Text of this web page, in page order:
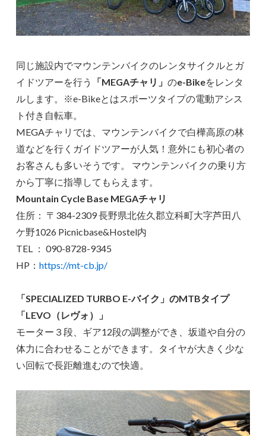
同じ施設内でマウンテンバイクのレンタサイクルとガ
イドツアーを行う
「MEGAチャリ」のe-Bikeをレンタ
ルします。※e-Bikeとはスポーツタイプの電動アシス
ト付き自転車。
MEGAチャリでは、マウンテンバイクで白樺高原の林
道などを行くガイドツアーが人気！意外にも初心者の
お客さんも多いそうです。 マウンテンバイクの乗り方
から丁寧に指導してもらえます。
Mountain Cycle Base MEGAチャリ
住所： 〒384-2309 長野県北佐久郡立科町大字芦田八
ケ野1026 Picnicbase&Hostel内
TEL ： 090-8728-9345
HP：https://mt-cb.jp/
「SPECIALIZED TURBO E-バイク」のMTBタイプ
「LEVO（レヴォ）」
モーター３段、ギア12段の調整ができ、坂道や自分の
体力に合わせることができます。タイヤが大きく少な
い回転で長距離進むので快適。